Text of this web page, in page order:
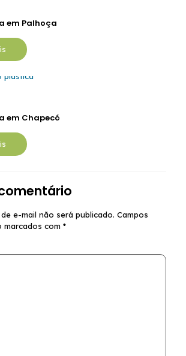
em Palhoça
em Chapecó
e-mail não será publicado. Campos
com *